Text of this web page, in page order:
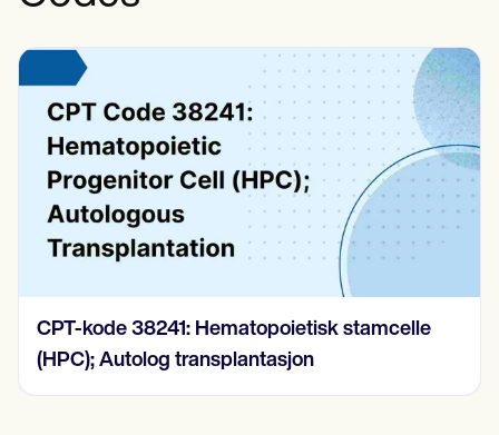
CPT-kode 38241: Hematopoietisk stamcelle
(HPC); Autolog transplantasjon